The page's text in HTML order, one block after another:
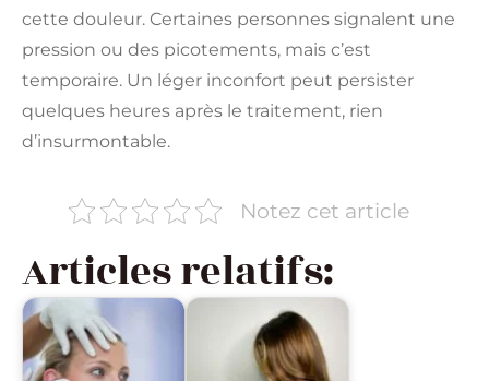
cette douleur. Certaines personnes signalent une
pression ou des picotements, mais c’est
temporaire. Un léger inconfort peut persister
quelques heures après le traitement, rien
d’insurmontable.
Notez cet article
Articles relatifs: